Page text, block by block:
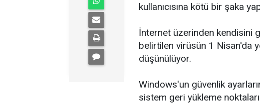
kullanıcısına kötü bir şaka
İnternet üzerinden kendisini
belirtilen virüsün 1 Nisan'da
düşünülüyor.
Windows'un güvenlik
sistem geri yükleme